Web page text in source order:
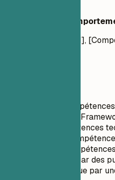
Compétences
[Compétence 1],
Regroupez vos
exemple, Langages,
vous sur les compétences
poste. Listez les
pertinence. Les
mieux démontrées par des
expérience plutôt que par